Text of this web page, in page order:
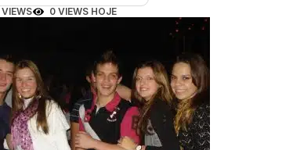
0 VIEWS HOJE